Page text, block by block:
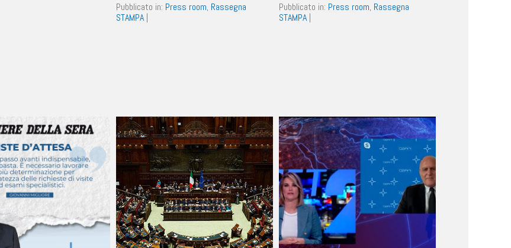
Pubblicato in: Press room, Rassegna
STAMPA |
Pubblicato in: Press room, Rassegna
STAMPA |